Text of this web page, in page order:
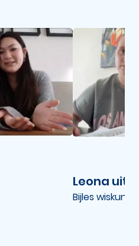
Leona uit
Bijles wiskunde